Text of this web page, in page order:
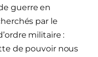
guerre en
par le
militaire :
de pouvoir nous